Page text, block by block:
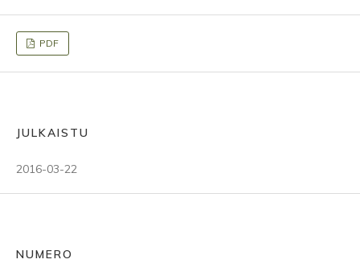
PDF
JULKAISTU
2016-03-22
NUMERO